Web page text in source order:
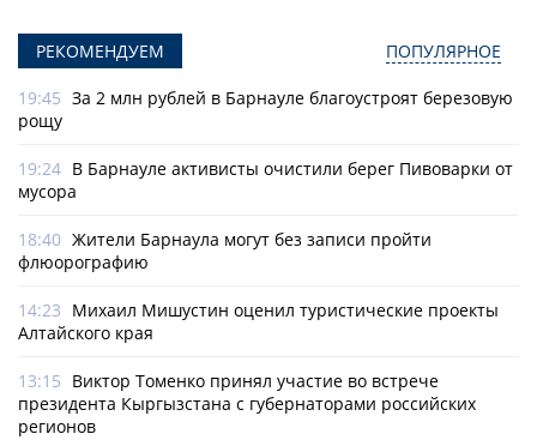
РЕКОМЕНДУЕМ ПОПУЛЯРНОЕ
19:45 За 2 млн рублей в Барнауле благоустроят березовую
рощу
19:24 В Барнауле активисты очистили берег Пивоварки от
мусора
18:40 Жители Барнаула могут без записи пройти
флюорографию
14:23 Михаил Мишустин оценил туристические проекты
Алтайского края
13:15 Виктор Томенко принял участие во встрече
президента Кыргызстана с губернаторами российских
регионов